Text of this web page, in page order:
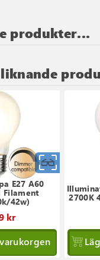
produkter...
E27 A60
Filament
42w)
kr
2700K